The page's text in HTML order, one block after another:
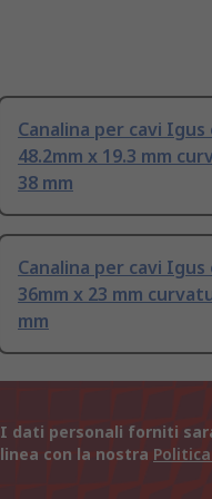
Canalina per cavi Igus
48.2mm x 19.3 mm
38 mm
Canalina per cavi Igus
36mm x 23 mm
mm
I dati personali forniti
linea con la nostra